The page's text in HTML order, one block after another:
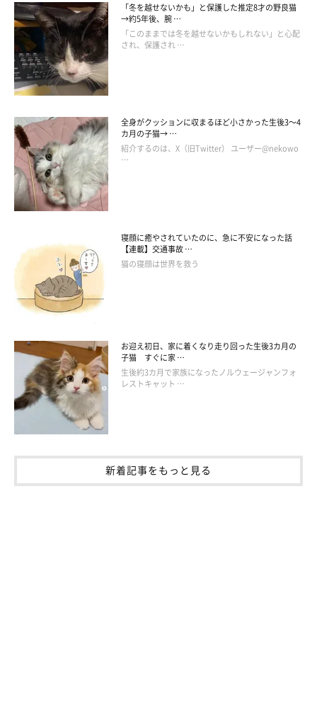
成長したカイくんとグリくん。密談中？
@luna7taka9
しかし、成長するにつれて、それぞれの過ごし方にも変化が出て
飼い主さん：
「成長とともにそれぞれの自我が芽生え、行動にも変化が出てき
ました。今では一緒にくっついて眠ることがなくなってしまい、
「冬を越せないかも」と保護した推定8才の野良猫
→約5年後、腕 …
「このままでは冬を越せないかもしれない」と心配
され、保護され …
全身がクッションに収まるほど小さかった生後3～4
カ月の子猫→ …
紹介するのは、X（旧Twitter） ユーザー@nekowo
…
寝顔に癒やされていたのに、急に不安になった話
【連載】交通事故 …
猫の寝顔は世界を救う
お迎え初日、家に着くなり走り回った生後3カ月の
子猫 すぐに家 …
生後約3カ月で家族になったノルウェージャンフォ
レストキャット …
新着記事をもっと見る